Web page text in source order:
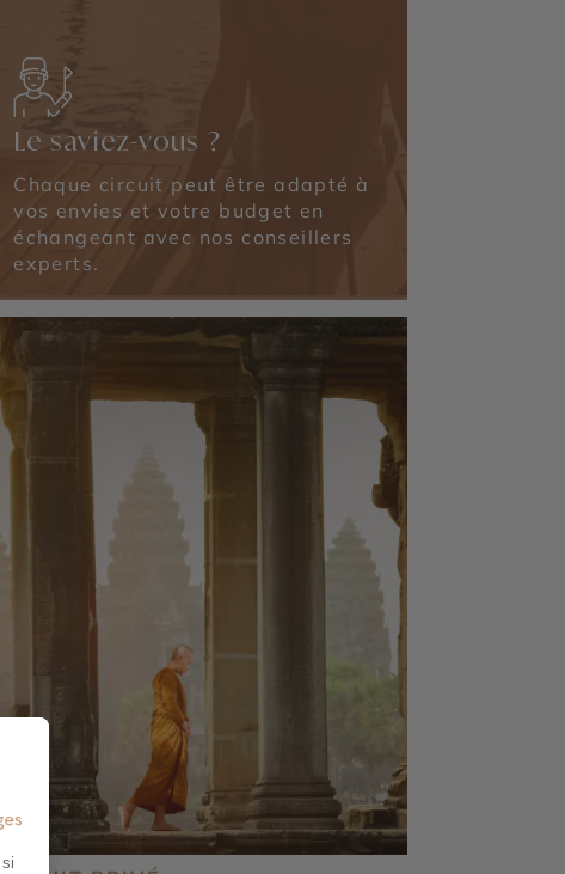
Le saviez-vous ?
Chaque circuit peut être adapté à
vos envies et votre budget en
échangeant avec nos conseillers
experts.